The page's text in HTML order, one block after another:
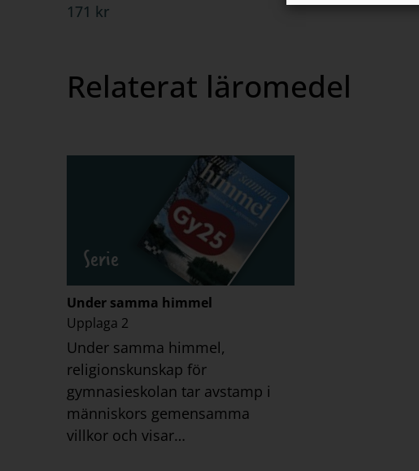
171 kr
Relaterat läromedel
Serie
Under samma himmel
Upplaga 2
Under samma himmel,
religionskunskap för
gymnasieskolan tar avstamp i
människors gemensamma
villkor och visar…